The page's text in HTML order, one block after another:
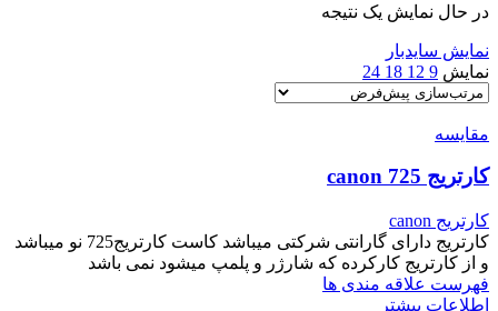
در حال نمایش یک نتیجه
نمایش سایدبار
نمایش 9
12
18
24
مقایسه
کارتریج canon 725
کارتریج canon
کارتریج دارای گارانتی شرکتی میباشد کاست کارتریج725 نو میباشد
و از کارتریج کارکرده که شارژر و پلمپ میشود نمی باشد
فهرست علاقه مندی ها
اطلاعات بیشتر